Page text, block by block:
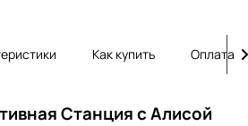
Как купить Оплата
Станция с Алисой